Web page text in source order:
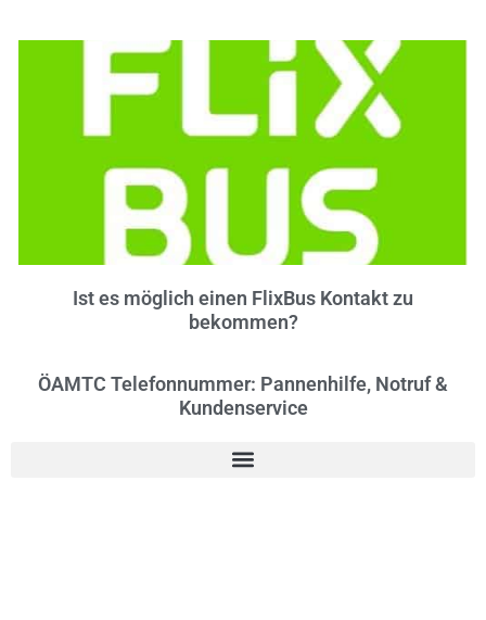
Ist es möglich einen FlixBus Kontakt zu
bekommen?
ÖAMTC Telefonnummer: Pannenhilfe, Notruf &
Kundenservice